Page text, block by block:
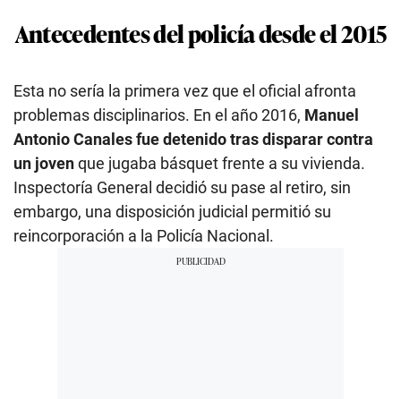
Antecedentes del policía desde el 2015
Esta no sería la primera vez que el oficial afronta
problemas disciplinarios. En el año 2016, Manuel
Antonio Canales fue detenido tras disparar contra
un jovenque jugaba básquet frente a su vivienda.
Inspectoría General decidió su pase al retiro, sin
embargo, una disposición judicial permitió su
reincorporación a la Policía Nacional.